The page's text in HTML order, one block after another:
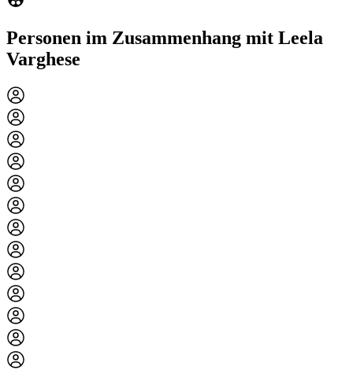
Personen im Zusammenhang mit Leela
Varghese